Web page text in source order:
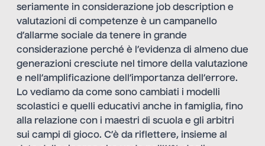
seriamente in considerazione job description e
valutazioni di competenze è un campanello
d’allarme sociale da tenere in grande
considerazione perché è l’evidenza di almeno due
generazioni cresciute nel timore della valutazione
e nell’amplificazione dell’importanza dell’errore.
Lo vediamo da come sono cambiati i modelli
scolastici e quelli educativi anche in famiglia, fino
alla relazione con i maestri di scuola e gli arbitri
sui campi di gioco. C’è da riflettere, insieme al